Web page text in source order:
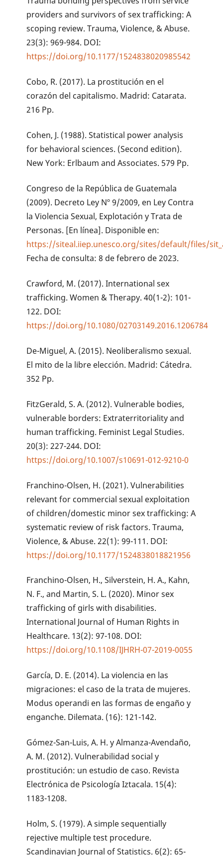
providers and survivors of sex trafficking: A
scoping review. Trauma, Violence, & Abuse.
23(3): 969-984. DOI:
https://doi.org/10.1177/1524838020985542
Cobo, R. (2017). La prostitución en el
corazón del capitalismo. Madrid: Catarata.
216 Pp.
Cohen, J. (1988). Statistical power analysis
for behavioral sciences. (Second edition).
New York: Erlbaum and Associates. 579 Pp.
Congreso de la República de Guatemala
(2009). Decreto Ley Nº 9/2009, en Ley Contra
la Violencia Sexual, Explotación y Trata de
Personas. [En línea]. Disponible en:
https://siteal.iiep.unesco.org/sites/default/files/
Fecha de consulta: 8 de febrero de 2023.
Crawford, M. (2017). International sex
trafficking. Women & Therapy. 40(1-2): 101-
122. DOI:
https://doi.org/10.1080/02703149.2016.1206784
De-Miguel, A. (2015). Neoliberalismo sexual.
El mito de la libre elección. Madrid: Cátedra.
352 Pp.
FitzGerald, S. A. (2012). Vulnerable bodies,
vulnerable borders: Extraterritoriality and
human trafficking. Feminist Legal Studies.
20(3): 227-244. DOI:
https://doi.org/10.1007/s10691-012-9210-0
Franchino-Olsen, H. (2021). Vulnerabilities
relevant for commercial sexual exploitation
of children/domestic minor sex trafficking: A
systematic review of risk factors. Trauma,
Violence, & Abuse. 22(1): 99-111. DOI:
https://doi.org/10.1177/1524838018821956
Franchino-Olsen, H., Silverstein, H. A., Kahn,
N. F., and Martin, S. L. (2020). Minor sex
trafficking of girls with disabilities.
International Journal of Human Rights in
Healthcare. 13(2): 97-108. DOI:
https://doi.org/10.1108/IJHRH-07-2019-0055
García, D. E. (2014). La violencia en las
migraciones: el caso de la trata de mujeres.
Modus operandi en las formas de engaño y
enganche. Dilemata. (16): 121-142.
Gómez-San-Luis, A. H. y Almanza-Avendaño,
A. M. (2012). Vulnerabilidad social y
prostitución: un estudio de caso. Revista
Electrónica de Psicología Iztacala. 15(4):
1183-1208.
Holm, S. (1979). A simple sequentially
rejective multiple test procedure.
Scandinavian Journal of Statistics. 6(2): 65-